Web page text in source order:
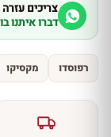
צריכים
דברו איתנו
רפוסדו מקסיקו